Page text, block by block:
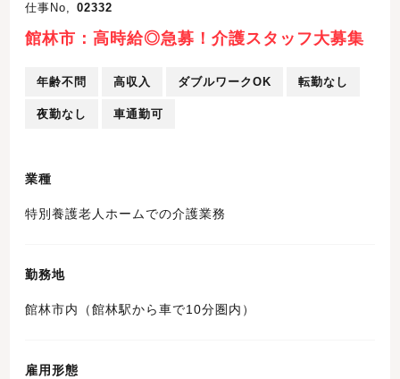
仕事No, 02332
館林市：高時給◎急募！介護スタッフ大募集
年齢不問 高収入 ダブルワークOK 転勤なし
夜勤なし 車通勤可
業種
特別養護老人ホームでの介護業務
勤務地
館林市内（館林駅から車で10分圏内）
雇用形態